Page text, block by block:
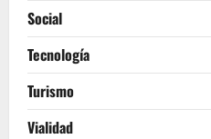
Social
Tecnología
Turismo
Vialidad